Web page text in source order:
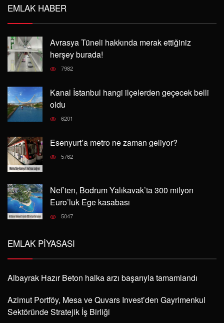
EMLAK HABER
Avrasya Tüneli hakkında merak ettiğiniz
herşey burada!
7982
Kanal İstanbul hangi ilçelerden geçecek belli
oldu
6201
Esenyurt’a metro ne zaman geliyor?
5762
Nef’ten, Bodrum Yalıkavak’ta 300 milyon
Euro’luk Ege kasabası
5047
EMLAK PIYASASI
Albayrak Hazır Beton halka arzı başarıyla tamamlandı
Azimut Portföy, Mesa ve Quvars Invest’den Gayrimenkul
Sektöründe Stratejik İş Birliği